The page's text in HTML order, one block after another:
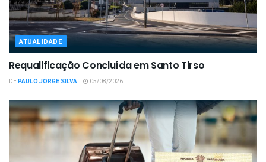
ATUALIDADE
Requalificação Concluída em Santo Tirso
DEPAULO JORGE SILVA 05/08/2026